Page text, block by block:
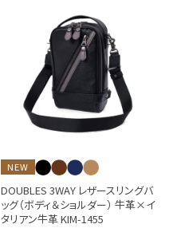
NEW
DOUBLES 3WAY レザースリングバ
ッグ（ボディ＆ショルダー） 牛革×イ
タリアン牛革 KIM-1455